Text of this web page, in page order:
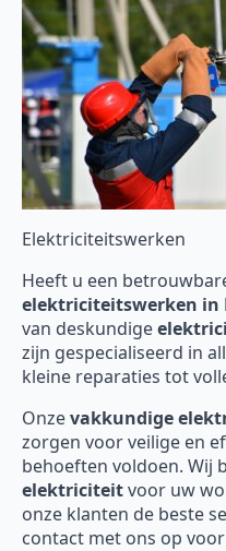
Elektriciteitswerken
Heeft u een
elektriciteitswerken in
van deskundige
zijn gespecialiseerd in
kleine reparaties tot
Onzevakkundige
zorgen voor veilige en
behoeften voldoen. Wij
elektriciteitvoor uw
onze klanten de beste
contact met ons op